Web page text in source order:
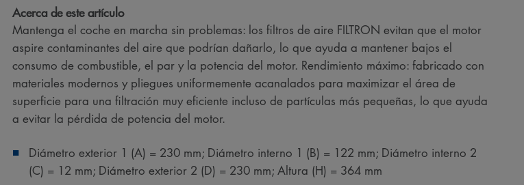
Acerca de este artículo
Mantenga el coche en marcha sin problemas: los filtros de aire FILTRON evitan que el motor
aspire contaminantes del aire que podrían dañarlo, lo que ayuda a mantener bajos el
consumo de combustible, el par y la potencia del motor. Rendimiento máximo: fabricado con
materiales modernos y pliegues uniformemente acanalados para maximizar el área de
superficie para una filtración muy eficiente incluso de partículas más pequeñas, lo que ayuda
a evitar la pérdida de potencia del motor.
Diámetro exterior 1 (A) = 230 mm; Diámetro interno 1 (B) = 122 mm; Diámetro interno 2
(C) = 12 mm; Diámetro exterior 2 (D) = 230 mm; Altura (H) = 364 mm